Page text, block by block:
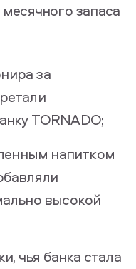
запаса
за
TORNADO;
напитком
высокой
чья банка стала